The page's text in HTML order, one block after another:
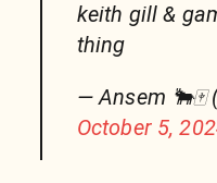
keith gill &
thing
— Ansem 🐂🀄️
October 5,